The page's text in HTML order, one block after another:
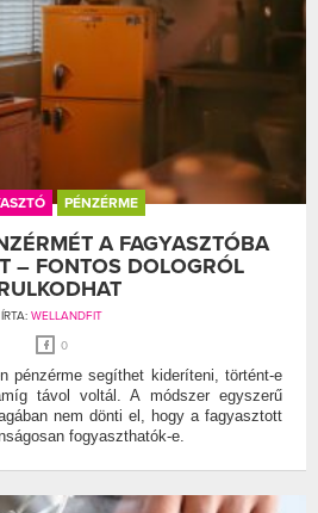
PÉNZÉRME
A FAGYASZTÓBA
– FONTOS DOLOGRÓL
ÍRTA: WELLANDFIT
0
pénzérme segíthet kideríteni, történt-e
távol voltál. A módszer egyszerű
nem dönti el, hogy a fagyasztott
fogyaszthatók-e.